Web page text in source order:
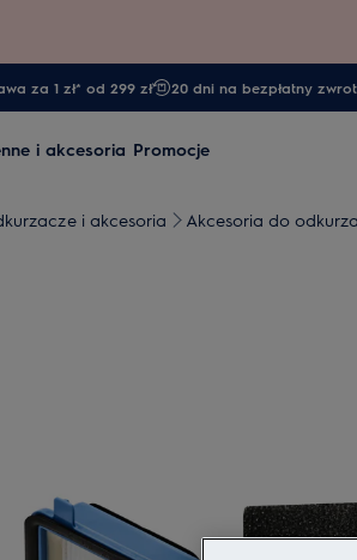
za 1 zł* od 299 zł 20 dni na bezpłatny zwrot
i akcesoria Promocje
i akcesoria Akcesoria do